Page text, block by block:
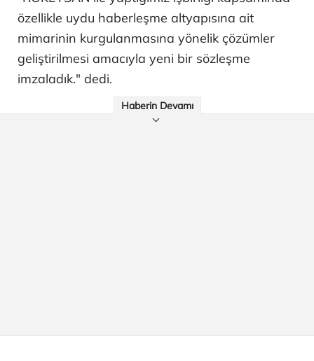
özellikle uydu haberleşme altyapısına ait
mimarinin kurgulanmasına yönelik çözümler
geliştirilmesi amacıyla yeni bir sözleşme
imzaladık." dedi.
Haberin Devamı